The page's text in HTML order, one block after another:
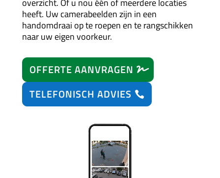
overzicht. Of u nou één of meerdere locaties
heeft. Uw camerabeelden zijn in een
handomdraai op te roepen en te rangschikken
naar uw eigen voorkeur.
OFFERTE AANVRAGEN
TELEFONISCH ADVIES